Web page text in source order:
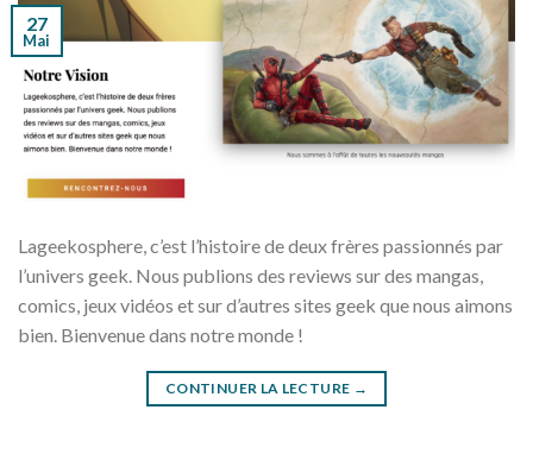
27
Mai
Lageekosphere, c’est l’histoire de deux frères passionnés par
l’univers geek. Nous publions des reviews sur des mangas,
comics, jeux vidéos et sur d’autres sites geek que nous aimons
bien. Bienvenue dans notre monde !
CONTINUER LA LECTURE →